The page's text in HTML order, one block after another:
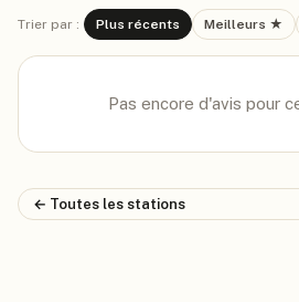
Trier par : Plus récents Meilleurs ★
Pas encore d'avis pour
← Toutes les stations